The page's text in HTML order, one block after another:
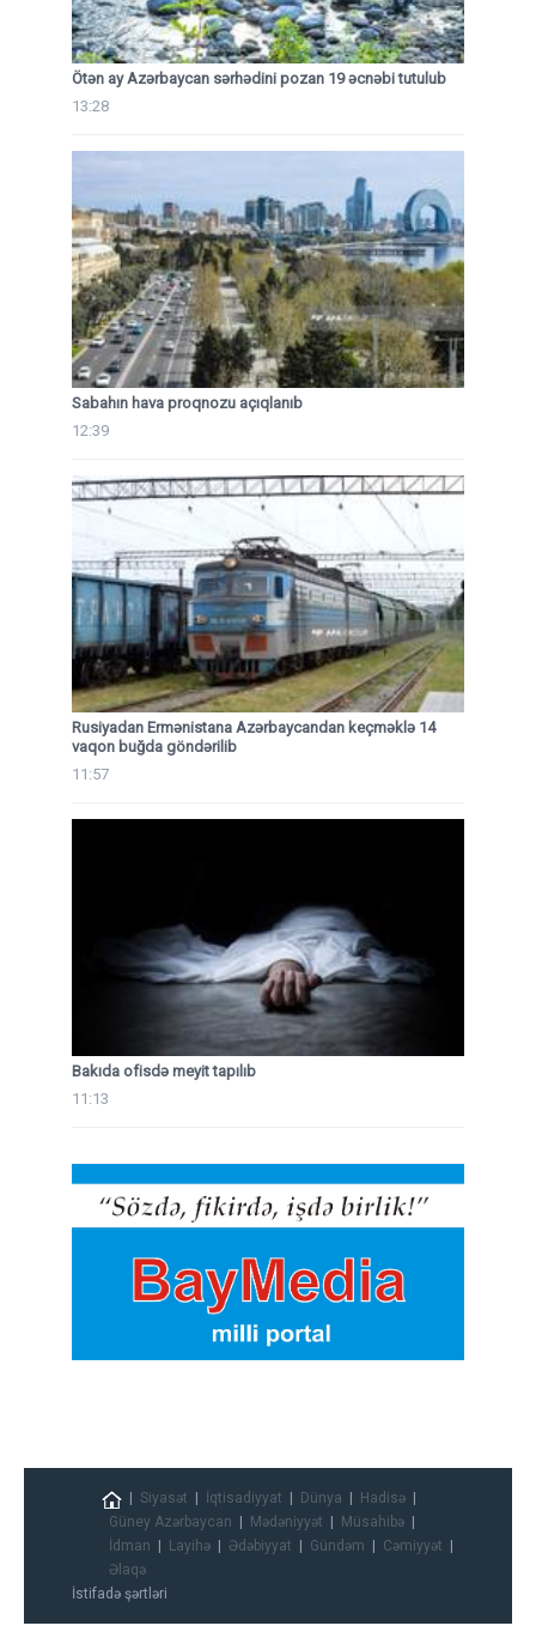
Ötən ay Azərbaycan sərhədini pozan 19 əcnəbi tutulub
13:28
Sabahın hava proqnozu açıqlanıb
12:39
Rusiyadan Ermənistana Azərbaycandan keçməklə 14
vaqon buğda göndərilib
11:57
Bakıda ofisdə meyit tapılıb
11:13
Siyasət İqtisadiyyat Dünya
Hadisə
Güney Azərbaycan
Mədəniyyət
Müsahibə
İdman
Layihə Ədəbiyyat Gündəm
Cəmiyyət
Əlaqə
İstifadə şərtləri